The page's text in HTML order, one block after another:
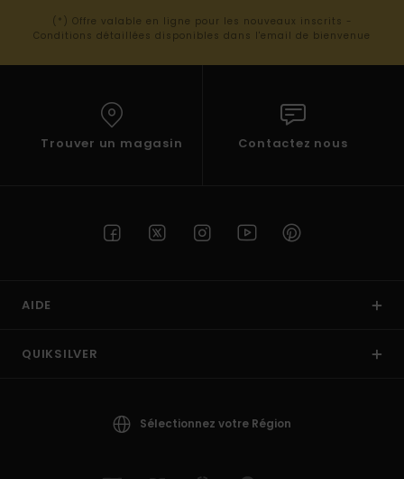
(*) Offre valable en ligne pour les nouveaux inscrits -
Conditions détaillées disponibles dans l'email de bienvenue
Trouver un magasin Contactez nous
AIDE
QUIKSILVER
Sélectionnez votre Région